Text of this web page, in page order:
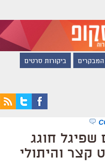
ביקורות סרטים
חוגג